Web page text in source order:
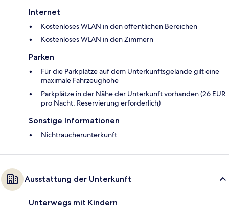
Internet
Kostenloses WLAN in den öffentlichen Bereichen
Kostenloses WLAN in den Zimmern
Parken
Für die Parkplätze auf dem Unterkunftsgelände gilt eine
maximale Fahrzeughöhe
Parkplätze in der Nähe der Unterkunft vorhanden (26 EUR
pro Nacht; Reservierung erforderlich)
Sonstige Informationen
Nichtraucherunterkunft
Ausstattung der Unterkunft
Unterwegs mit Kindern